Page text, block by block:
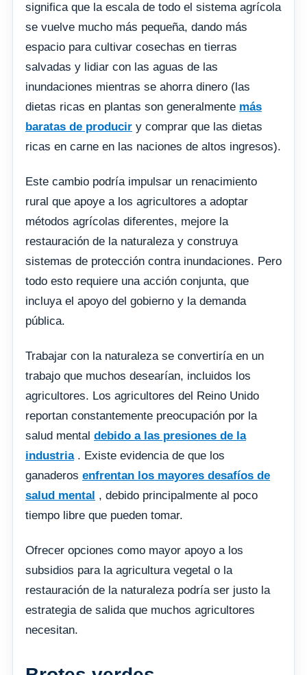
significa que la escala de todo el sistema agrícola
se vuelve mucho más pequeña, dando más
espacio para cultivar cosechas en tierras
salvadas y lidiar con las aguas de las
inundaciones mientras se ahorra dinero (las
dietas ricas en plantas son generalmente más
baratas de producir y comprar que las dietas
ricas en carne en las naciones de altos ingresos).
Este cambio podría impulsar un renacimiento
rural que apoye a los agricultores a adoptar
métodos agrícolas diferentes, mejore la
restauración de la naturaleza y construya
sistemas de protección contra inundaciones. Pero
todo esto requiere una acción conjunta, que
incluya el apoyo del gobierno y la demanda
pública.
Trabajar con la naturaleza se convertiría en un
trabajo que muchos desearían, incluidos los
agricultores. Los agricultores del Reino Unido
reportan constantemente preocupación por la
salud mental debido a las presiones de la
industria. Existe evidencia de que los
ganaderos enfrentan los mayores desafíos de
salud mental , debido principalmente al poco
tiempo libre que pueden tomar.
Ofrecer opciones como mayor apoyo a los
subsidios para la agricultura vegetal o la
restauración de la naturaleza podría ser justo la
estrategia de salida que muchos agricultores
necesitan.